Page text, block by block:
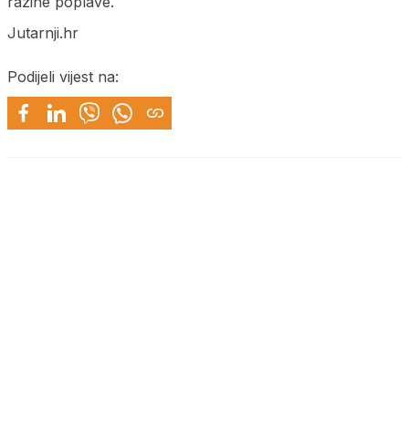
Jutarnji.hr
Podijeli vijest na: